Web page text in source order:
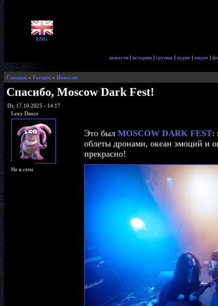
ENG
новости | история | группа | аудио | видео |
Главная » Forums » Новости
Спасибо, Moscow Dark Fest!
Пт, 17.10.2025 - 14:17
Lexy Dance
Не в сети
Это был MOSCOW DARK FEST:
облеты дронами, океан эмоций и
прекрасно!